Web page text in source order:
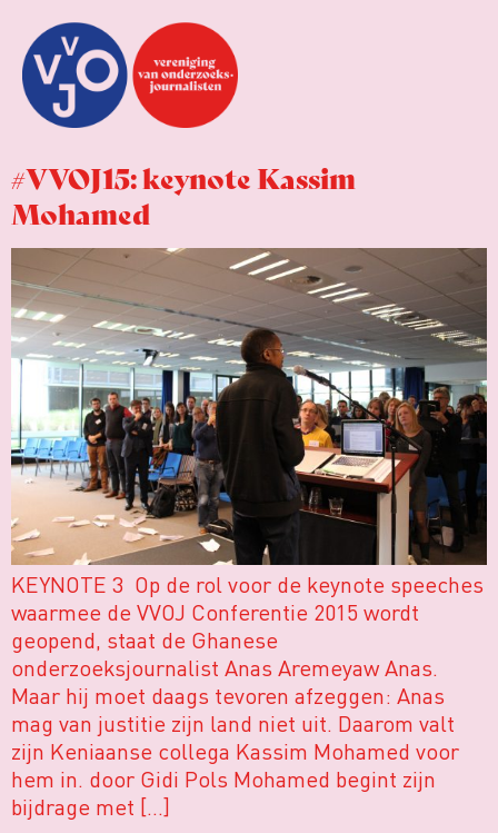
#VVOJ15: keynote Kassim
Mohamed
KEYNOTE 3 Op de rol voor de keynote speeches
waarmee de VVOJ Conferentie 2015 wordt
geopend, staat de Ghanese
onderzoeksjournalist Anas Aremeyaw Anas.
Maar hij moet daags tevoren afzeggen: Anas
mag van justitie zijn land niet uit. Daarom valt
zijn Keniaanse collega Kassim Mohamed voor
hem in. door Gidi Pols Mohamed begint zijn
bijdrage met […]